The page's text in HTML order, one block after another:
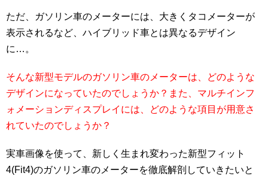
ただ、ガソリン車のメーターには、大きくタコメーターが
表示されるなど、ハイブリッド車とは異なるデザイン
に…。
そんな新型モデルのガソリン車のメーターは、どのような
デザインになっていたのでしょうか？また、マルチインフ
ォメーションディスプレイには、どのような項目が用意さ
れていたのでしょうか？
実車画像を使って、新しく生まれ変わった新型フィット
4(Fit4)のガソリン車のメーターを徹底解剖していきたいと